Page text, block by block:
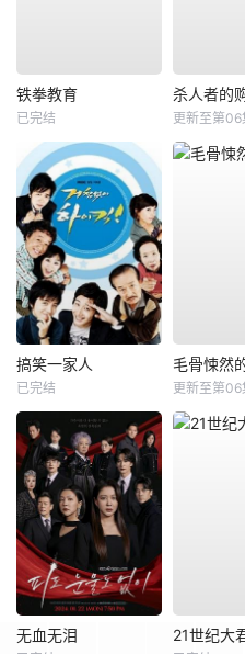
铁拳教育
已完结
杀人者的
更新至第06
搞笑一家人
已完结
毛骨悚然
更新至第06
无血无泪 21世纪大